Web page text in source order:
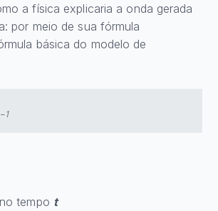
a física explicaria a onda gerada
por meio de sua fórmula
básica do modelo de
tempo t